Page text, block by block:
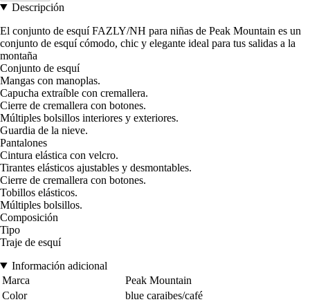
Descripción
El conjunto de esquí FAZLY/NH para niñas de Peak Mountain es un
conjunto de esquí cómodo, chic y elegante ideal para tus salidas a la
montaña
Conjunto de esquí
Mangas con manoplas.
Capucha extraíble con cremallera.
Cierre de cremallera con botones.
Múltiples bolsillos interiores y exteriores.
Guardia de la nieve.
Pantalones
Cintura elástica con velcro.
Tirantes elásticos ajustables y desmontables.
Cierre de cremallera con botones.
Tobillos elásticos.
Múltiples bolsillos.
Composición
Tipo
Traje de esquí
Información adicional
Marca
Peak Mountain
Color
blue caraibes/café